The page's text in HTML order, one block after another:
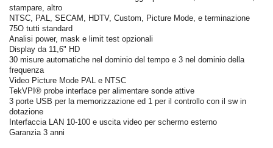
stampare, altro
NTSC, PAL, SECAM, HDTV, Custom, Picture Mode, e terminazione
75O tutti standard
Analisi power, mask e limit test opzionali
Display da 11,6" HD
30 misure automatiche nel dominio del tempo e 3 nel dominio della
frequenza
Video Picture Mode PAL e NTSC
TekVPI® probe interface per alimentare sonde attive
3 porte USB per la memorizzazione ed 1 per il controllo con il sw in
dotazione
Interfaccia LAN 10-100 e uscita video per schermo esterno
Garanzia 3 anni